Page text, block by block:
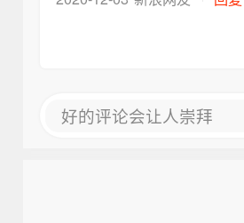
好的评论会让人崇拜